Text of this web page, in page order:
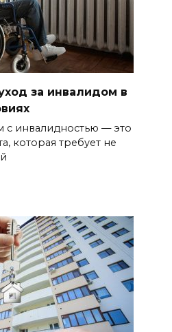
за инвалидом в
с инвалидностью — это
которая требует не